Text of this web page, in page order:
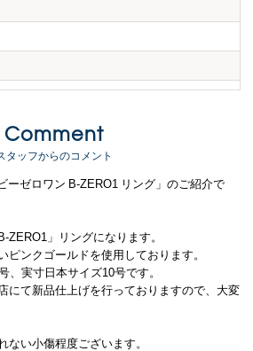
Comment
タッフからのコメント
ーゼロワン B-ZERO1 リング」のご紹介で
」リングになります。
ンクゴールドを使用しております。
、実寸日本サイズ10号です。
にて新品仕上げを行っておりますので、大変
い小傷程度ございます。